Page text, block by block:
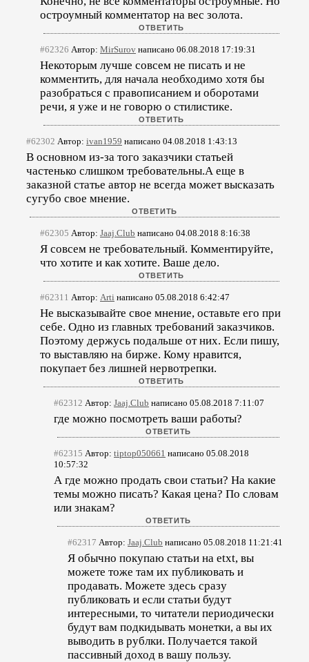
остроумный комментатор на вес золота.
#62326 Автор: MirSurov написано 06.08.2018 17:19:31
Некоторым лучше совсем не писать и не
комментить, для начала необходимо хотя бы
разобраться с правописанием и оборотами
речи, я уже и не говорю о стилистике.
#62302 Автор: ivan1959 написано 04.08.2018 1:43:13
В основном из-за того заказчики статьей
частенько слишком требовательны.А еще в
заказной статье автор не всегда может высказать
сугубо свое мнение.
#62305 Автор: Jaaj.Club написано 04.08.2018 8:16:38
Я совсем не требовательный. Комментируйте,
что хотите и как хотите. Ваше дело.
#62311 Автор: Arti написано 05.08.2018 6:42:47
Не высказывайте свое мнение, оставьте его при
себе. Одно из главных требований заказчиков.
Поэтому держусь подальше от них. Если пишу,
то выставляю на бирже. Кому нравится,
покупает без лишней нервотрепки.
#62312 Автор: Jaaj.Club написано 05.08.2018 7:11:07
где можно посмотреть ваши работы?
#62315 Автор: tiptop050661 написано 05.08.2018
10:57:32
А где можно продать свои статьи? На какие
темы можно писать? Какая цена? По словам
или знакам?
#62317 Автор: Jaaj.Club написано 05.08.2018 11:21:41
Я обычно покупаю статьи на etxt, вы
можете тоже там их публиковать и
продавать. Можете здесь сразу
публиковать и если статьи будут
интересными, то читатели периодически
будут вам подкидывать монетки, а вы их
выводить в рублки. Получается такой
пассивный доход в вашу пользу.